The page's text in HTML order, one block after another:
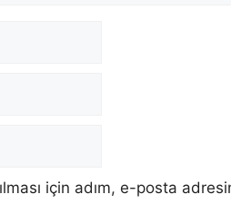
için adım, e-posta